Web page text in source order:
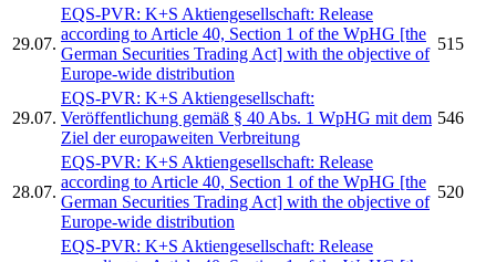
29.07.
EQS-PVR: K+S Aktiengesellschaft: Release
according to Article 40, Section 1 of the WpHG [the
German Securities Trading Act] with the objective of
Europe-wide distribution
515
29.07.
EQS-PVR: K+S Aktiengesellschaft:
Veröffentlichung gemäß § 40 Abs. 1 WpHG mit dem
Ziel der europaweiten Verbreitung
546
28.07.
EQS-PVR: K+S Aktiengesellschaft: Release
according to Article 40, Section 1 of the WpHG [the
German Securities Trading Act] with the objective of
Europe-wide distribution
520
EQS-PVR: K+S Aktiengesellschaft: Release